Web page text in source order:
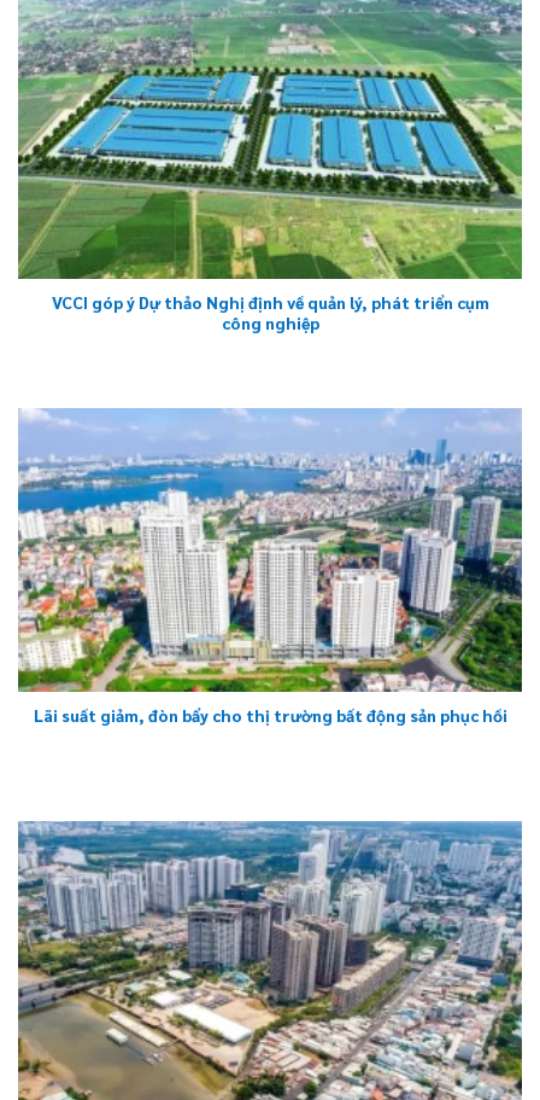
VCCI góp ý Dự thảo Nghị định về quản lý, phát triển cụm
công nghiệp
Lãi suất giảm, đòn bẩy cho thị trường bất động sản phục hồi